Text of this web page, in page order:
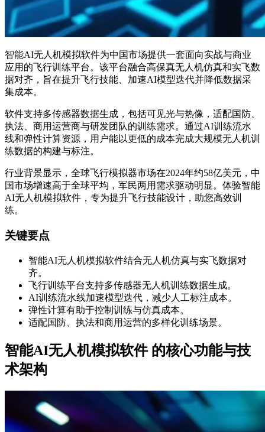
智能AI无人机模拟软件为中国市场提供一套面向实战与商业
应用的飞行训练平台。该平台融合高保真无人机仿真和实飞数
据对齐，旨在提升飞行技能、加速AI模型迭代并降低数据采
集成本。
软件支持多传感器数据生成，包括可见光与热像，适配国防、
执法、商用运营商与研发团队的训练需求。通过AI训练流水
线和弹性计算资源，用户能以更低的成本完成大规模无人机训
练数据的构建与标注。
行业背景显示，全球飞行模拟器市场在2024年约58亿美元，中
国市场增速高于全球平均，军民两用需求驱动明显。体验智能
AI无人机模拟软件，专为提升飞行技能设计，助您高效训
练。
关键要点
智能AI无人机模拟软件结合无人机仿真与实飞数据对
齐。
飞行训练平台支持多传感器无人机训练数据生成。
AI训练流水线加速模型迭代，减少人工标注成本。
弹性计算有助于控制训练与仿真成本。
适配国防、执法和商用运营的多样化训练场景。
智能AI无人机模拟软件 的核心功能与技
术架构